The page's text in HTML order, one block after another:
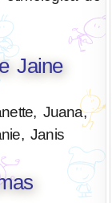
Jaine
Juana,
Janis